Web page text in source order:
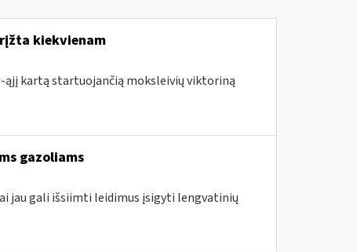
kiekvienam
ąjį kartą startuojančią moksleivių viktoriną
gazoliams
jau gali išsiimti leidimus įsigyti lengvatinių